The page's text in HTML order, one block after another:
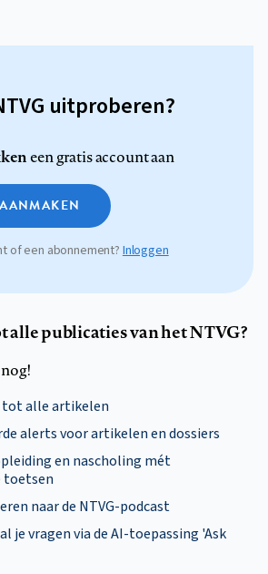
uitproberen?
een gratis account aan
of een abonnement?Inloggen
alle publicaties van het NTVG?
alle artikelen
alerts voor artikelen en dossiers
en nascholing mét
toetsen
naar de NTVG-podcast
je vragen via de AI-toepassing 'Ask